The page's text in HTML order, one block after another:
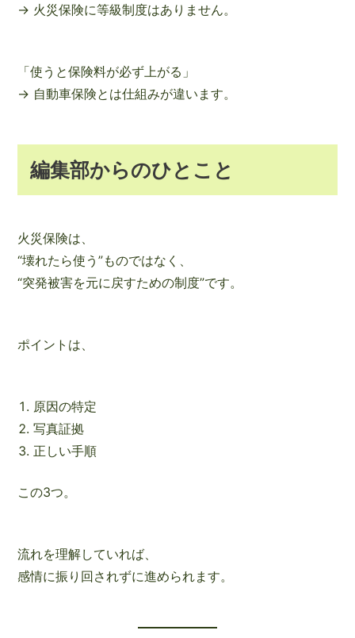
→ 火災保険に等級制度はありません。
「使うと保険料が必ず上がる」
→ 自動車保険とは仕組みが違います。
編集部からのひとこと
火災保険は、
“壊れたら使う”ものではなく、
“突発被害を元に戻すための制度”です。
ポイントは、
原因の特定
写真証拠
正しい手順
この3つ。
流れを理解していれば、
感情に振り回されずに進められます。